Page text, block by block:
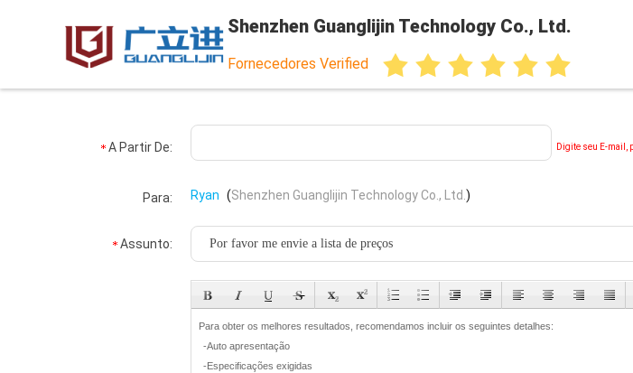
Shenzhen Guanglijin Technology Co., Ltd.
Fornecedores Verified
A Partir De: Digite seu E-mail,
Para: Ryan (Shenzhen Guanglijin Technology Co., Ltd. )
Assunto: